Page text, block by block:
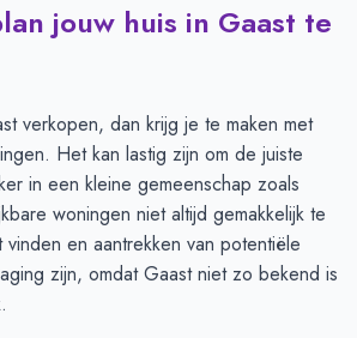
per maand - Gaast
-
1
jouw huis in Gaast te
verkopen, dan krijg je te maken met
Het kan lastig zijn om de juiste
in een kleine gemeenschap zoals
woningen niet altijd gemakkelijk te
en aantrekken van potentiële
zijn, omdat Gaast niet zo bekend is